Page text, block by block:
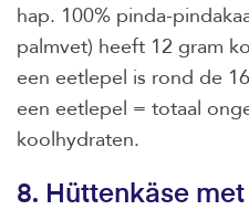
hap. 100% pinda-
palmvet) heeft 12 gram
een eetlepel is rond de
een eetlepel = totaal
koolhydraten.
8. Hüttenkäse